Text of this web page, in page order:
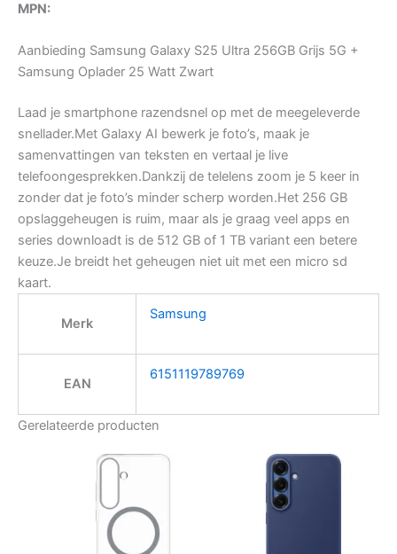
MPN:
Aanbieding Samsung Galaxy S25 Ultra 256GB Grijs 5G +
Samsung Oplader 25 Watt Zwart
Laad je smartphone razendsnel op met de meegeleverde
snellader.Met Galaxy AI bewerk je foto’s, maak je
samenvattingen van teksten en vertaal je live
telefoongesprekken.Dankzij de telelens zoom je 5 keer in
zonder dat je foto’s minder scherp worden.Het 256 GB
opslaggeheugen is ruim, maar als je graag veel apps en
series downloadt is de 512 GB of 1 TB variant een betere
keuze.Je breidt het geheugen niet uit met een micro sd
kaart.
Merk
Samsung
EAN
6151119789769
Gerelateerde producten